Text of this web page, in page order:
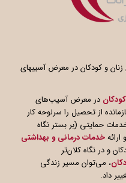
شد برای زنان و کودکان در معرض آسیبهای
در معرض آسیب‌های
از تحصیل را سرلوحه کار
خدمات حمایتی (بر بستر نگاه
و ارائهخدمات درمانی و بهداشتی
و در نگاه کلان‌تر
، می‌توان مسیر زندگی
داد.